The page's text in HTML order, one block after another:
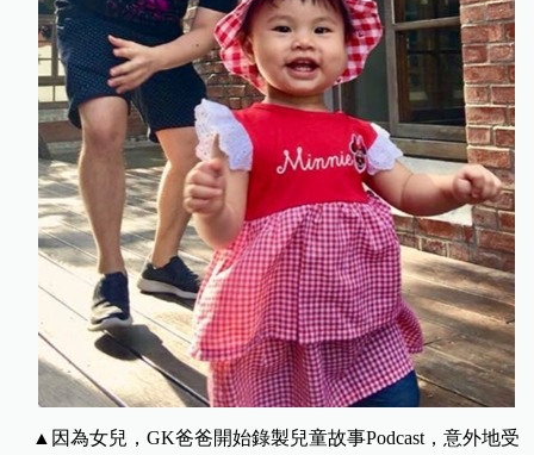
▲因為女兒，GK爸爸開始錄製兒童故事Podcast，意外地受